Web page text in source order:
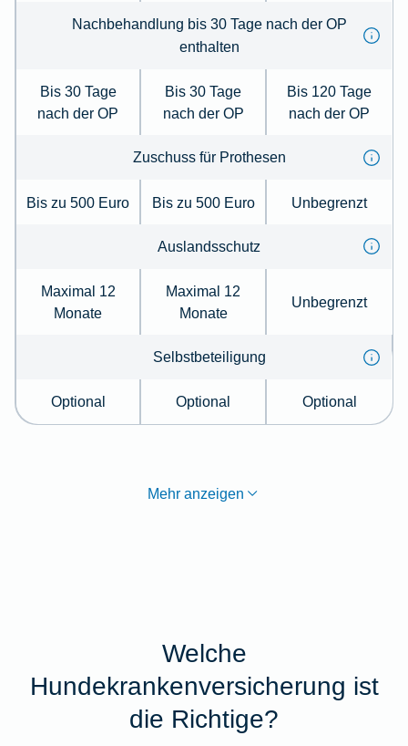
Nachbehandlung bis 30 Tage nach der OP
enthalten
Bis 30 Tage
nach der OP
Bis 30 Tage
nach der OP
Bis 120 Tage
nach der OP
Zuschuss für Prothesen
Bis zu 500 Euro Bis zu 500 Euro Unbegrenzt
Auslandsschutz
Maximal 12
Monate
Maximal 12
Monate
Unbegrenzt
Selbstbeteiligung
Optional Optional Optional
Mehr anzeigen
Welche
Hundekrankenversicherung ist
die Richtige?